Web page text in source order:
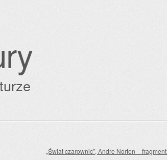
„Świat czarownic”, Andre Norton – fragment